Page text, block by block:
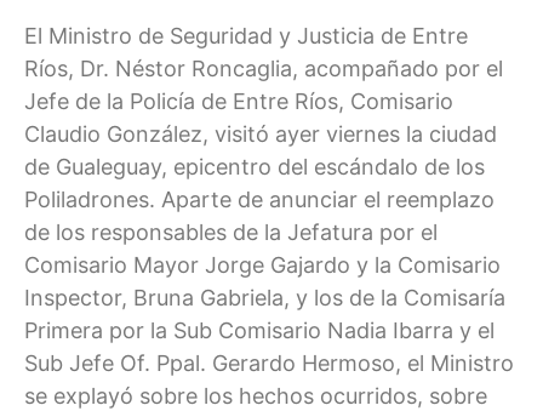
El Ministro de Seguridad y Justicia de Entre
Ríos, Dr. Néstor Roncaglia, acompañado por el
Jefe de la Policía de Entre Ríos, Comisario
Claudio González, visitó ayer viernes la ciudad
de Gualeguay, epicentro del escándalo de los
Poliladrones. Aparte de anunciar el reemplazo
de los responsables de la Jefatura por el
Comisario Mayor Jorge Gajardo y la Comisario
Inspector, Bruna Gabriela, y los de la Comisaría
Primera por la Sub Comisario Nadia Ibarra y el
Sub Jefe Of. Ppal. Gerardo Hermoso, el Ministro
se explayó sobre los hechos ocurridos, sobre